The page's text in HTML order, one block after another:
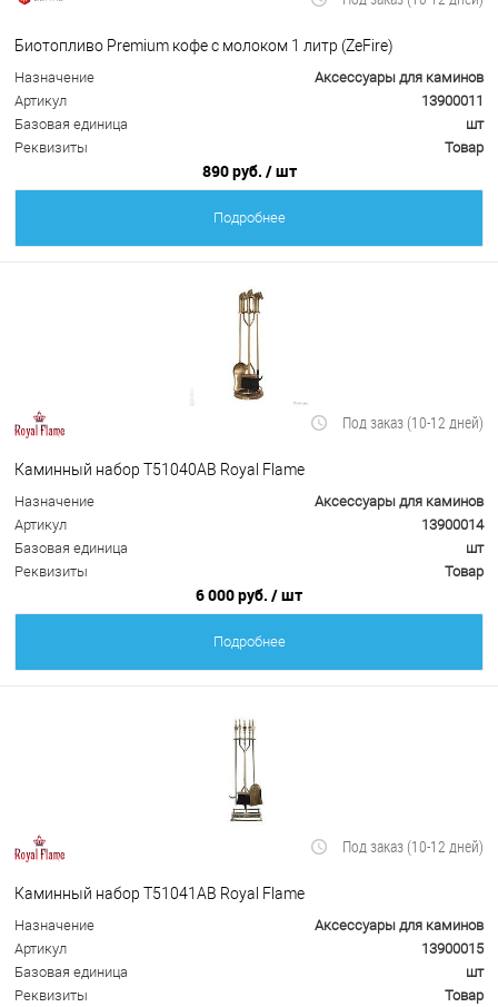
Биотопливо Premium кофе с молоком 1 литр (ZeFire)
Назначение
Аксессуары для каминов
Артикул
13900011
Базовая единица
шт
Реквизиты
Товар
890 руб. / шт
Подробнее
Под заказ (10-12 дней)
Каминный набор Т51040АВ Royal Flame
Назначение
Аксессуары для каминов
Артикул
13900014
Базовая единица
шт
Реквизиты
Товар
6 000 руб. / шт
Подробнее
Под заказ (10-12 дней)
Каминный набор Т51041АВ Royal Flame
Назначение
Аксессуары для каминов
Артикул
13900015
Базовая единица
шт
Реквизиты
Товар